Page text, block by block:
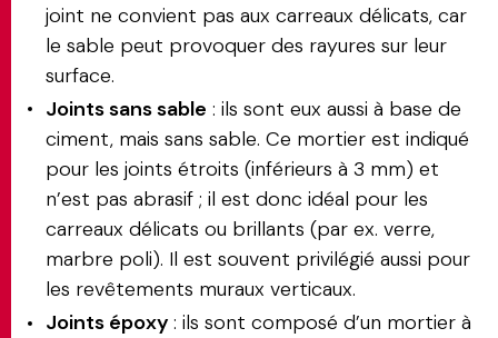
joint ne convient pas aux carreaux délicats, car
le sable peut provoquer des rayures sur leur
surface.
Joints sans sable : ils sont eux aussi à base de
ciment, mais sans sable. Ce mortier est indiqué
pour les joints étroits (inférieurs à 3 mm) et
n’est pas abrasif ; il est donc idéal pour les
carreaux délicats ou brillants (par ex. verre,
marbre poli). Il est souvent privilégié aussi pour
les revêtements muraux verticaux.
Joints époxy: ils sont composé d’un mortier à